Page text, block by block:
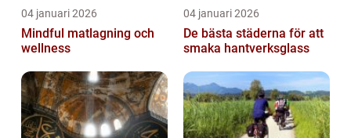
04 januari 2026
Mindful matlagning och
wellness
04 januari 2026
De bästa städerna för att
smaka hantverksglass